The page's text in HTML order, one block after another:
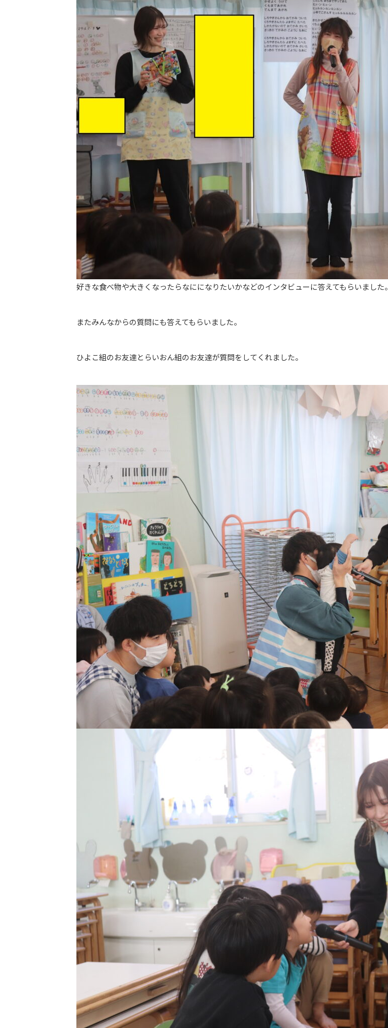
好きな食べ物や大きくなったらなにになりたいかなどのインタビューに答えてもらいました。
またみんなからの質問にも答えてもらいました。
ひよこ組のお友達とらいおん組のお友達が質問をしてくれました。